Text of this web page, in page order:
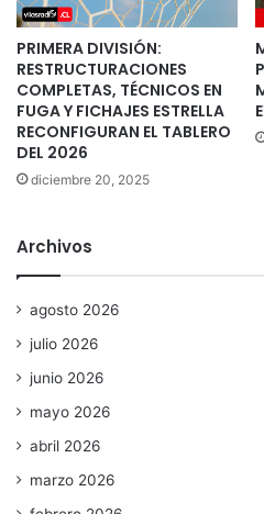
PRIMERA DIVISIÓN:
RESTRUCTURACIONES
COMPLETAS, TÉCNICOS EN
FUGA Y FICHAJES ESTRELLA
RECONFIGURAN EL TABLERO
DEL 2026
diciembre 20, 2025
Archivos
agosto 2026
julio 2026
junio 2026
mayo 2026
abril 2026
marzo 2026